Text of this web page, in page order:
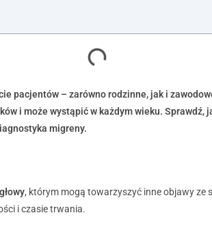
pacjentów – zarówno rodzinne, jak i
i może wystąpić w każdym wieku. Sprawdź,
migreny.
, którym mogą towarzyszyć inne objawy ze
i czasie trwania.